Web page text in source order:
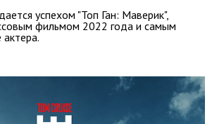
успехом "Топ Ган: Маверик",
фильмом 2022 года и самым